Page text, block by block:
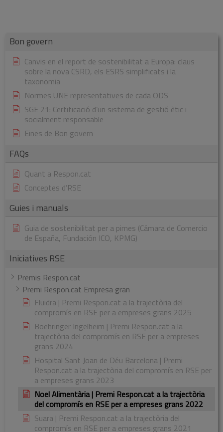
Bon govern
Canvis en el report de sostenibilitat a Europa: claus
sobre la nova CSRD, els ESRS simplificats i la
taxonomia
Normes UNE representatives de cada ODS
SGE 21: Certificació d’un sistema de gestió ètic i
socialment responsable
Eines de Bon govern
FAQs
Quant a Respon.cat
Conceptes d’RSE
Guies i manuals
Guia de sostenibilitat per a pimes (Cámara de Comercio
de España, Fundación ICO, KPMG)
Iniciatives RSE
Premis Respon.cat
Premi Respon.cat Empresa gran
Fluidra | Premi Respon.cat a la trajectòria del
compromís en RSE per a empreses grans 2025
Boehringer Ingelheim | Premi Respon.cat a la
trajectòria del compromís en RSE per a empreses
grans 2024
Hospital Sant Joan de Déu Barcelona | Premi
Respon.cat a la trajectòria del compromís en RSE per
a empreses grans 2023
Noel Alimentària | Premi Respon.cat a la trajectòria
del compromís en RSE per a empreses grans 2022
Suara | Premi Respon.cat a la trajectòria del
compromís en RSE per a empreses grans 2021